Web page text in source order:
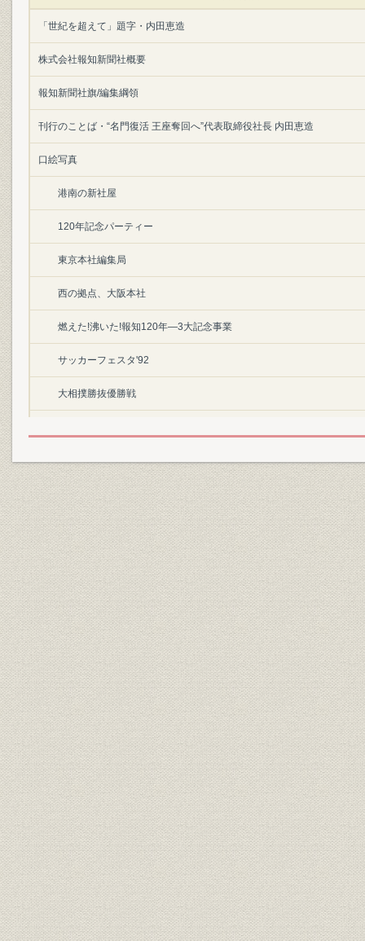
「世紀を超えて」題字・内田恵造
株式会社報知新聞社概要
報知新聞社旗/編集綱領
刊行のことば・“名門復活 王座奪回へ”代表取締役社長 内田恵造
口絵写真
港南の新社屋
120年記念パーティー
東京本社編集局
西の拠点、大阪本社
燃えた!沸いた!報知120年―3大記念事業
サッカーフェスタ'92
大相撲勝抜優勝戦
25万人が走った―青梅報知マラソン
燦と輝け新生巨人、長嶋監督・長鴫一茂・松井秀喜
爆発!ヤングパワー
'92報知プロスポーツ大賞受賞者
激撮!五輪の青春
東京
冬季札幌
ロサンゼルス
バルセロナ
冬季アルベールビル
カメラアイ―スポーツ・芸能・報知報道写真集(昭和27年~39年)
カメラアイ(昭和40年~49年)
カメラアイ(昭和50年~59年)
カメラアイ(昭和60年~平成3年)
カメラアイ(平成4年~5年)